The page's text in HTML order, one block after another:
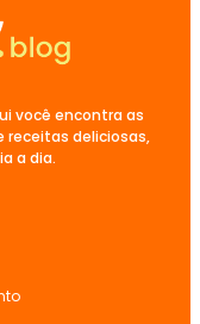
você encontra as
receitas deliciosas,
a dia.